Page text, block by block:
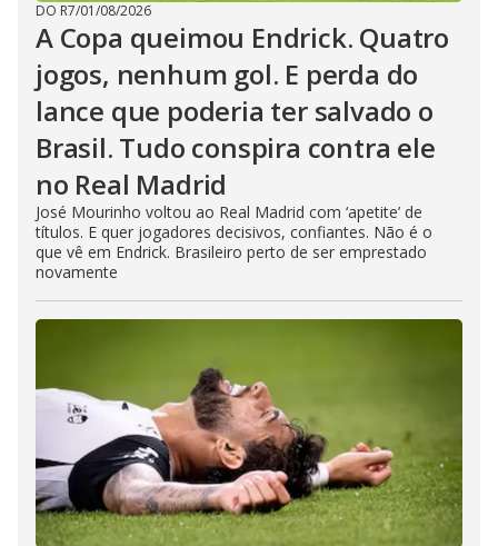
DO R7/01/08/2026
A Copa queimou Endrick. Quatro
jogos, nenhum gol. E perda do
lance que poderia ter salvado o
Brasil. Tudo conspira contra ele
no Real Madrid
José Mourinho voltou ao Real Madrid com ‘apetite’ de
títulos. E quer jogadores decisivos, confiantes. Não é o
que vê em Endrick. Brasileiro perto de ser emprestado
novamente